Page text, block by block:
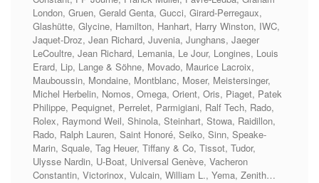
London, Gruen, Gerald Genta, Gucci, Girard-Perregaux,
Glashütte, Glycine, Hamilton, Hanhart, Harry Winston, IWC,
Jaquet-Droz, Jean Richard, Juvenia, Junghans, Jaeger
LeCoultre, Jean Richard, Lemania, Le Jour, Longines, Louis
Erard, Lip, Lange & Söhne, Movado, Maurice Lacroix,
Mauboussin, Mondaine, Montblanc, Moser, Meistersinger,
Michel Herbelin, Nomos, Omega, Orient, Oris, Piaget, Patek
Philippe, Pequignet, Perrelet, Parmigiani, Ralf Tech, Rado,
Rolex, Raymond Weil, Shinola, Steinhart, Stowa, Raidillon,
Rado, Ralph Lauren, Saint Honoré, Seiko, Sinn, Speake-
Marin, Squale, Tag Heuer, Tiffany & Co, Tissot, Tudor,
Ulysse Nardin, U-Boat, Universal Genève, Vacheron
Constantin, Victorinox, Vulcain, William L., Yema, Zenith…